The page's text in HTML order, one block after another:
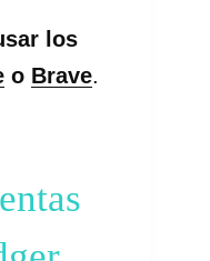
los
o Brave.